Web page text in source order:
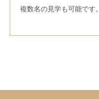
複数名の見学も可能です。